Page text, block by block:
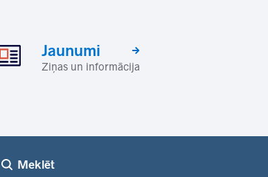
Jaunumi
Ziņas un informācija
Meklēt